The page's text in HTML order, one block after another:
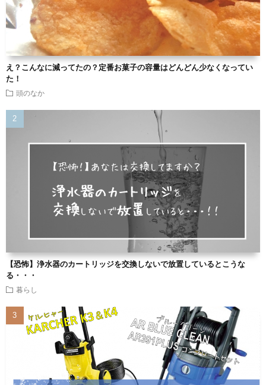
え？こんなに減ってたの？定番お菓子の容量はどんどん少なくなってい
た！
頭のなか
【恐怖】浄水器のカートリッジを交換しないで放置しているとこうな
る・・・
暮らし